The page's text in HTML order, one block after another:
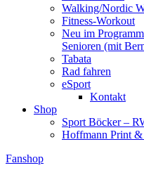
Walking/Nordic
Fitness-Workout
Neu im
Senioren (mit
Tabata
Rad fahren
eSport
Kontakt
Shop
Sport Böcker –
Hoffmann Print
Fanshop